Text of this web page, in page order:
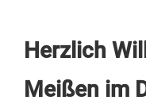
Herzlich
Meißen im